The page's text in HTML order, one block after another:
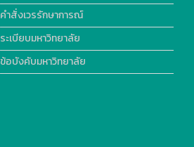
คำสั่งเวรรักษาการณ์
ระเบียบมหาวิทยาลัย
ข้อบังคับมหาวิทยาลัย